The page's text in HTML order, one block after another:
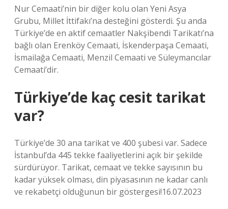
Nur Cemaati’nin bir diğer kolu olan Yeni Asya
Grubu, Millet İttifakı’na desteğini gösterdi. Şu anda
Türkiye’de en aktif cemaatler Nakşibendi Tarikatı’na
bağlı olan Erenköy Cemaati, İskenderpaşa Cemaati,
İsmailağa Cemaati, Menzil Cemaati ve Süleymancılar
Cemaati’dir.
Türkiye’de kaç cesit tarikat
var?
Türkiye’de 30 ana tarikat ve 400 şubesi var. Sadece
İstanbul’da 445 tekke faaliyetlerini açık bir şekilde
sürdürüyor. Tarikat, cemaat ve tekke sayısının bu
kadar yüksek olması, din piyasasının ne kadar canlı
ve rekabetçi olduğunun bir göstergesi!16.07.2023